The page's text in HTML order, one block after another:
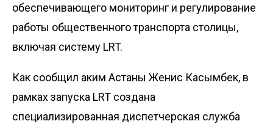
обеспечивающего мониторинг и регулирование
работы общественного транспорта столицы,
включая систему LRT.
Как сообщил аким Астаны Женис Касымбек, в
рамках запуска LRT создана
специализированная диспетчерская служба